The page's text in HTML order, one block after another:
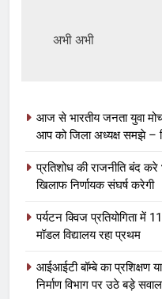
अभी अभी
आज से भारतीय जनता युवा
आप को जिला अध्यक्ष समझे –
प्रतिशोध की राजनीति बंद
खिलाफ निर्णायक संघर्ष करेगी
पर्यटन क्विज प्रतियोगिता में
मॉडल विद्यालय रहा प्रथम
आईआईटी बॉम्बे का प्रशिक्षण
निर्माण विभाग पर उठे बड़े सवाल